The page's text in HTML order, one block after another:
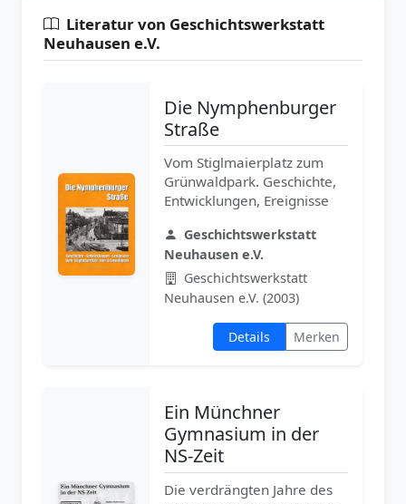
Literatur von Geschichtswerkstatt
Neuhausen e.V.
Die Nymphenburger
Straße
Vom Stiglmaierplatz zum
Grünwaldpark. Geschichte,
Entwicklungen, Ereignisse
Geschichtswerkstatt
Neuhausen e.V.
Geschichtswerkstatt
Neuhausen e.V. (2003)
Details Merken
Ein Münchner
Gymnasium in der
NS-Zeit
Die verdrängten Jahre des